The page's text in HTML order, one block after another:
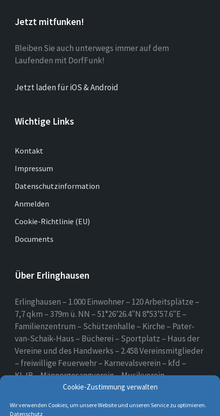
Cookie-Zustimmung verwalten
Wir verwenden Cookies, um unsere Website und unseren Service zu optimieren.
Datenschutz
Jetzt mitfunken!
Bleiben Sie auch unterwegs immer auf dem
Laufenden mit DorfFunk!
Jetzt laden für iOS & Android
Wichtige Links
Kontakt
Impressum
Datenschutzinformation
Anmelden
Cookie-Richtlinie (EU)
Documents
Über Erlinghausen
Erlinghausen – 1.000 Einwohner – 120 Arbeitsplätze –
7,7 qkm – 379m ü. NN – 51°26’26.4″N 8°53’57.6″E –
Familienzentrum – Schützenhalle – Kirche – Pater-
van-Schaik-Haus – Bücherei – Sportplatz – Haus der
Vereine und des Handwerks – 2.458 Vereinsmitglieder
– freiwillige Feuerwehr – Karnevalsverein – kfd –
KLJB – Männergesangverein – Musikverein –
Schützenverein – Sportverein – Use Erlingsen – das